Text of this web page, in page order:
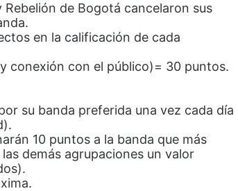
Rebelión de Bogotá cancelaron sus
en la calificación de cada
conexión con el público)= 30 puntos.
su banda preferida una vez cada día
10 puntos a la banda que más
demás agrupaciones un valor